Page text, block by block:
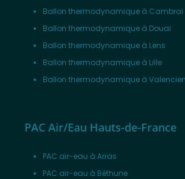
Ballon thermodynamique à Cambrai
Ballon thermodynamique à Douai
Ballon thermodynamique à Lens
Ballon thermodynamique à Lille
Ballon thermodynamique à
PAC Air/Eau Hauts-de-France
PAC air-eau à Arras
PAC air-eau à Béthune